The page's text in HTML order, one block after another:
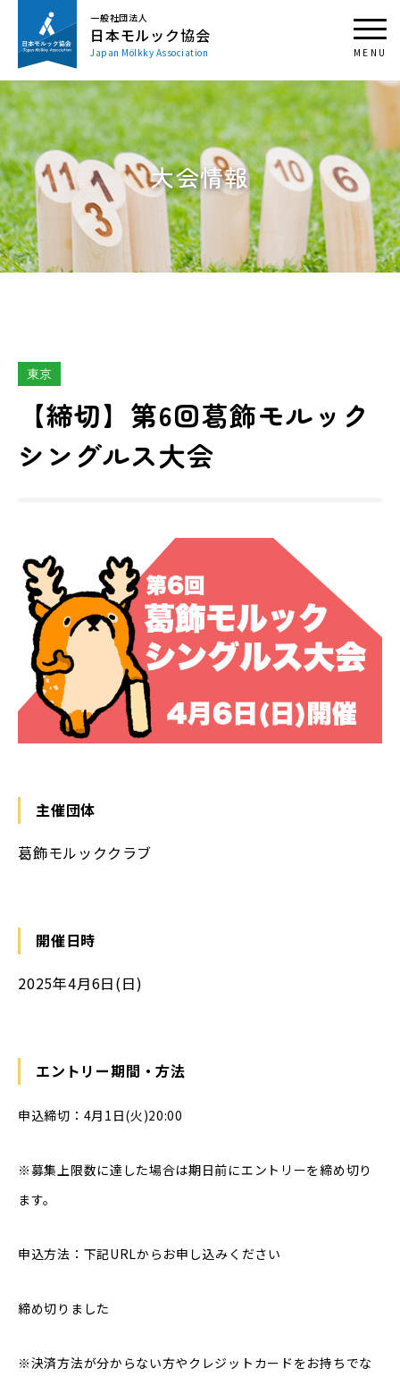
一般社団法人
日本モルック協会
Japan Mölkky Association
大会情報
東京
【締切】第6回葛飾モルック
シングルス大会
主催団体
葛飾モルッククラブ
開催日時
2025年4月6日(日)
エントリー期間・方法
申込締切：4月1日(火)20:00
※募集上限数に達した場合は期日前にエントリーを締め切り
ます。
申込方法：下記URLからお申し込みください
締め切りました
※決済方法が分からない方やクレジットカードをお持ちでな